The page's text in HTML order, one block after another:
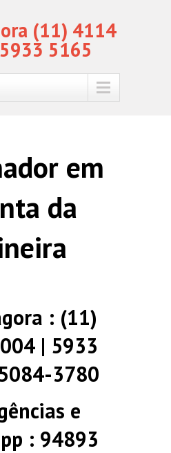
(11) 4114
5165
em
da
: (11)
| 5933
3780
e
: 94893